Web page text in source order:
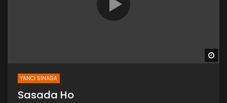
YANCI SINAGA
Sasada Ho